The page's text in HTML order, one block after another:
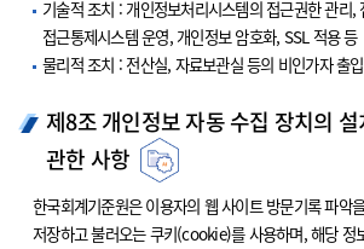
기술적 조치 : 개인정보처리시스템의 접근권한 관리,
접근통제시스템 운영, 개인정보 암호화, SSL 적용 등
물리적 조치 : 전산실, 자료보관실 등의 비인가자 출입
제8조 개인정보 자동 수집 장치의 설
관한 사항
한국회계기준원은 이용자의 웹 사이트 방문기록 파악
저장하고 불러오는 쿠키(cookie)를 사용하며, 해당 정